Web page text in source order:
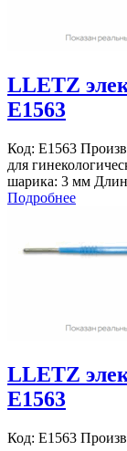
LLETZ
E1563
Код: E1563
для
шарика: 3 мм
Подробнее
LLETZ
E1563
Код: E1563